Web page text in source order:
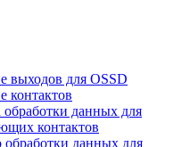
выходов для OSSD
контактов
обработки данных для
контактов
обработки данных для